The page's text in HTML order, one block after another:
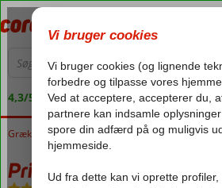
4,3/5 på Trustpilot
Forside
Grækenland Rhodos Kiotari Princess Sun Hotel
Princess Sun Hotel